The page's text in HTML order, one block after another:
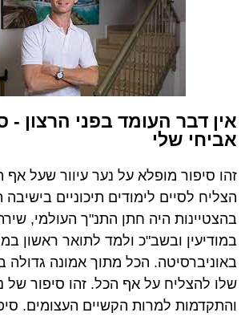
אין דבר העומד בפני הרצון -
אביחי שלי
זהו סיפור מופלא על נער עיוור שעל אף
הצליח לסיים לימודים תיכוניים בישיבה
בהצטיינות היה חתן התנ"ך העולמי,
במודיעין ובשב"כ ולמד לתואר ראשון
באוניברסיטה. הכל מתוך אמונה גדולה
שלו להצליח על אף הכל. זהו סיפור של
והתקדמות למרות הקשיים העצומים.